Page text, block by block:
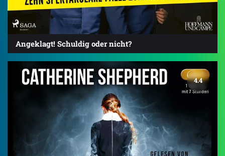
Angeklagt! Schuldig oder nicht?
4.4